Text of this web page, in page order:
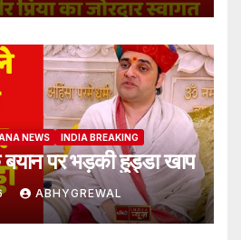
NEWS INDIA BREAKING
बयान पर भड़की हुड्डा खाप
ABHYGREWAL